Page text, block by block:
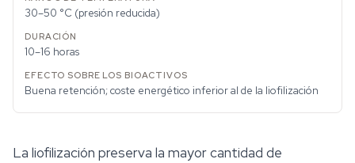
30–50 °C (presión reducida)
10–16 horas
Buena retención; coste energético inferior al de la liofilización
La liofilización preserva la mayor cantidad de